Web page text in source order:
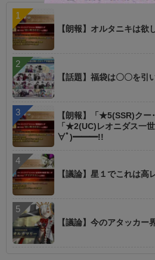
【朗報】オルタニキは欲
【話題】福袋は〇〇を引
【朗報】「★5(SSR)クー
「★2(UC)レオニダス一
∀ﾟ)━━━!!
【議論】星１でこれは高
【議論】今のアタッカー